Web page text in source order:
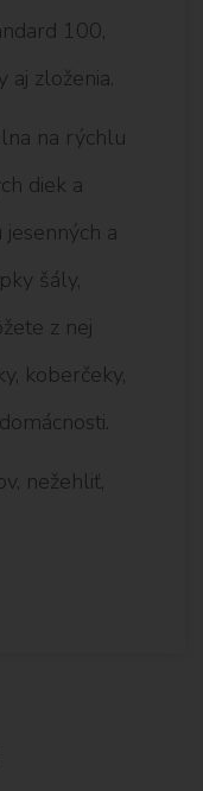
100,
aj zloženia.
na rýchlu
diek a
a
šály,
z nej
koberčeky,
nežehliť,